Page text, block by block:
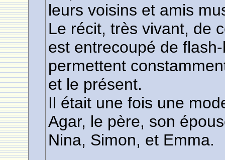
leurs voisins et amis
Le récit, très vivant, de
est entrecoupé de
permettent
et le présent.
Il était une fois une
Agar, le père, son
Nina, Simon, et Emma.